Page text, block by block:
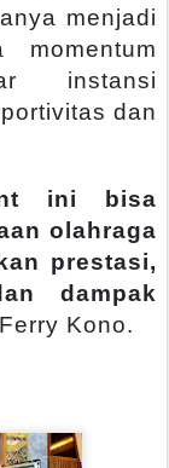
menjadi
instansi
dan
ini bisa
olahraga
prestasi,
dampak
Kono.